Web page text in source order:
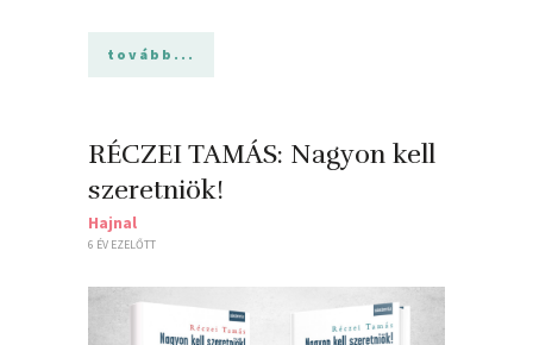
tovább...
RÉCZEI TAMÁS: Nagyon kell
szeretniök!
Hajnal
6 ÉV EZELŐTT